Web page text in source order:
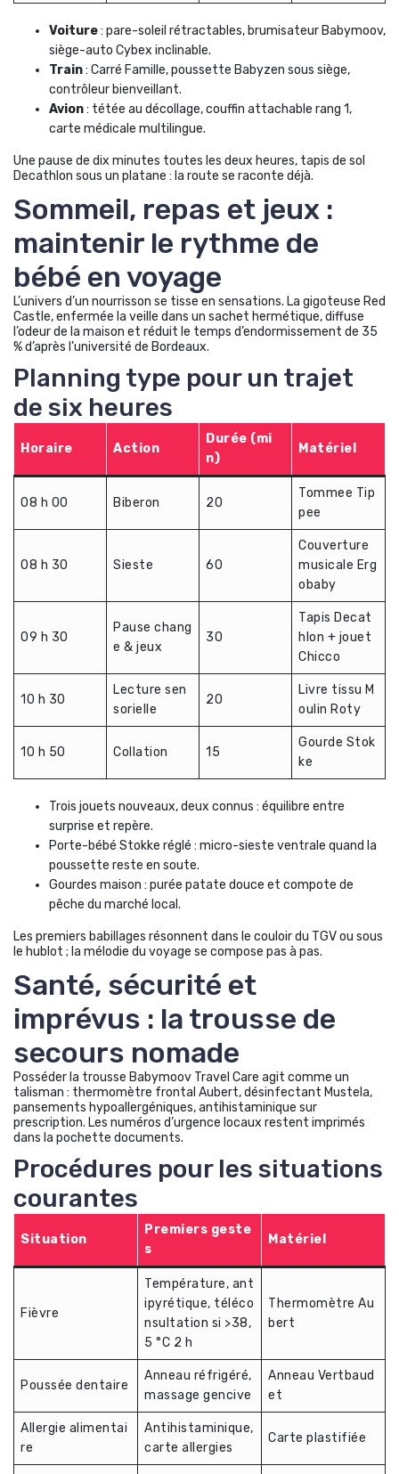
Voiture: pare-soleil rétractables, brumisateur Babymoov,
siège-auto Cybex inclinable.
Train: Carré Famille, poussette Babyzen sous siège,
contrôleur bienveillant.
Avion: tétée au décollage, couffin attachable rang 1,
carte médicale multilingue.
Une pause de dix minutes toutes les deux heures, tapis de sol
Decathlon sous un platane : la route se raconte déjà.
Sommeil, repas et jeux :
maintenir le rythme de
bébé en voyage
L’univers d’un nourrisson se tisse en sensations. La gigoteuse Red
Castle, enfermée la veille dans un sachet hermétique, diffuse
l’odeur de la maison et réduit le temps d’endormissement de 35
% d’après l’université de Bordeaux.
Planning type pour un trajet
de six heures
Horaire Action
Durée (mi
n)
Matériel
08 h 00 Biberon 20
Tommee Tip
pee
08 h 30 Sieste 60
Couverture
musicale Erg
obaby
09 h 30
Pause chang
e & jeux
30
Tapis Decat
hlon + jouet
Chicco
10 h 30
Lecture sen
sorielle
20
Livre tissu M
oulin Roty
10 h 50 Collation 15
Gourde Stok
ke
Trois jouets nouveaux, deux connus : équilibre entre
surprise et repère.
Porte-bébé Stokke réglé : micro-sieste ventrale quand la
poussette reste en soute.
Gourdes maison : purée patate douce et compote de
pêche du marché local.
Les premiers babillages résonnent dans le couloir du TGV ou sous
le hublot ; la mélodie du voyage se compose pas à pas.
Santé, sécurité et
imprévus : la trousse de
secours nomade
Posséder la trousse Babymoov Travel Care agit comme un
talisman : thermomètre frontal Aubert, désinfectant Mustela,
pansements hypoallergéniques, antihistaminique sur
prescription. Les numéros d’urgence locaux restent imprimés
dans la pochette documents.
Procédures pour les situations
courantes
Situation
Premiers geste
s
Matériel
Fièvre
Température, ant
ipyrétique, téléco
nsultation si >38,
5 °C 2 h
Thermomètre Au
bert
Poussée dentaire
Anneau réfrigéré,
massage gencive
Anneau Vertbaud
et
Allergie alimentai
re
Antihistaminique,
carte allergies
Carte plastifiée